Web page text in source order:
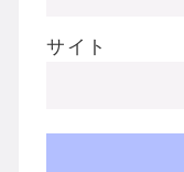
サイト